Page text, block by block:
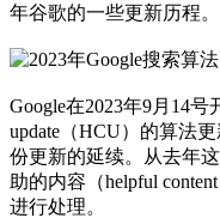
年谷歌的一些更新历程。
Google在2023年9月14号
update（HCU）的算法
份更新的延续。从去年
助的内容（helpful
进行处理。